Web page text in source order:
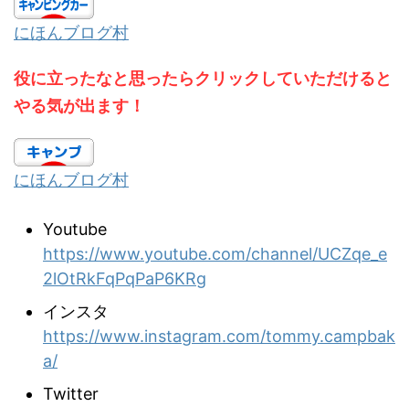
にほんブログ村
役に立ったなと思ったらクリックしていただけると
やる気が出ます！
にほんブログ村
Youtube
https://www.youtube.com/channel/UCZqe_e
2lOtRkFqPqPaP6KRg
インスタ
https://www.instagram.com/tommy.campbak
a/
Twitter